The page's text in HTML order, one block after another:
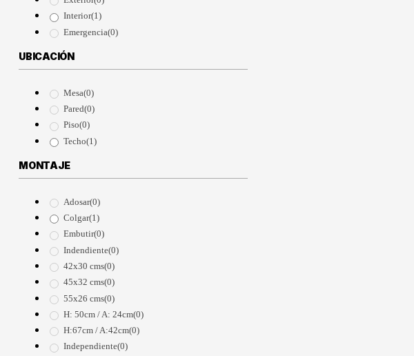
Interior(1)
Emergencia(0)
UBICACIÓN
Mesa(0)
Pared(0)
Piso(0)
Techo(1)
MONTAJE
Adosar(0)
Colgar(1)
Embutir(0)
Indendiente(0)
42x30 cms(0)
45x32 cms(0)
55x26 cms(0)
H: 50cm / A: 24cm(0)
H:67cm / A:42cm(0)
Independiente(0)